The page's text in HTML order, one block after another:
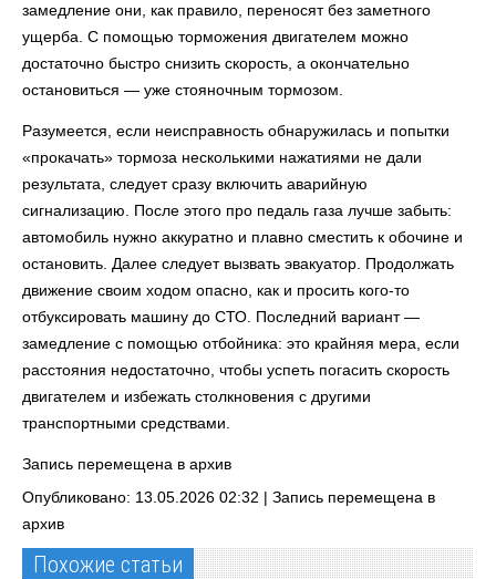
замедление они, как правило, переносят без заметного
ущерба. С помощью торможения двигателем можно
достаточно быстро снизить скорость, а окончательно
остановиться — уже стояночным тормозом.
Разумеется, если неисправность обнаружилась и попытки
«прокачать» тормоза несколькими нажатиями не дали
результата, следует сразу включить аварийную
сигнализацию. После этого про педаль газа лучше забыть:
автомобиль нужно аккуратно и плавно сместить к обочине и
остановить. Далее следует вызвать эвакуатор. Продолжать
движение своим ходом опасно, как и просить кого-то
отбуксировать машину до СТО. Последний вариант —
замедление с помощью отбойника: это крайняя мера, если
расстояния недостаточно, чтобы успеть погасить скорость
двигателем и избежать столкновения с другими
транспортными средствами.
Запись перемещена в архив
Опубликовано: 13.05.2026 02:32 | Запись перемещена в
архив
Похожие статьи